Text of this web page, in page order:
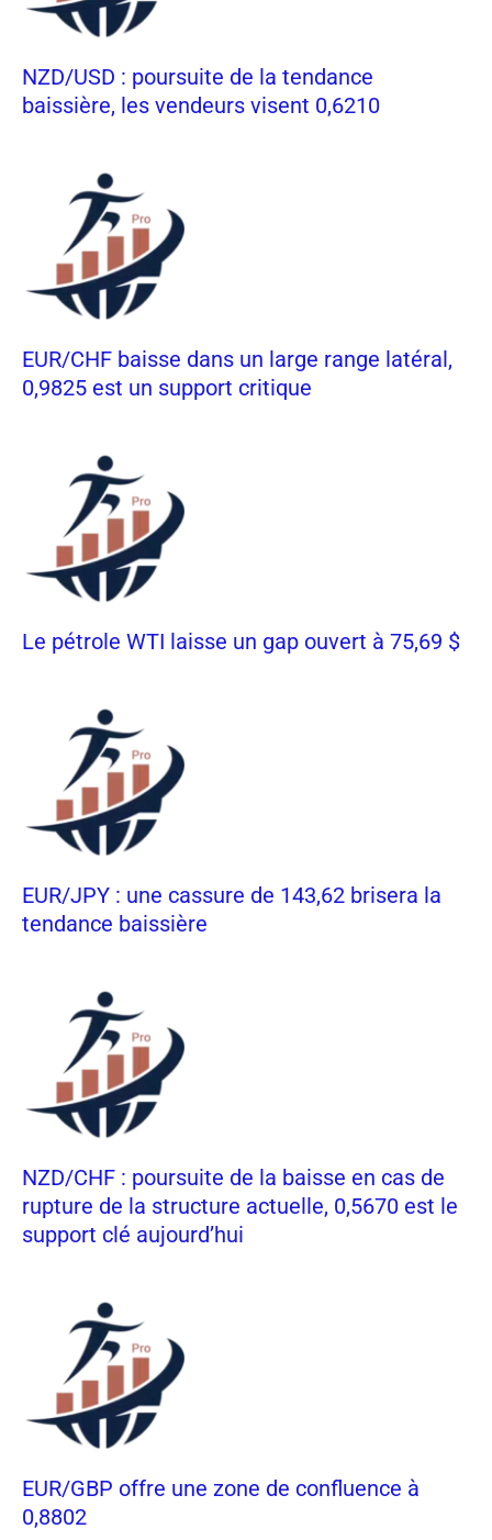
NZD/USD : poursuite de la tendance
baissière, les vendeurs visent 0,6210
EUR/CHF baisse dans un large range latéral,
0,9825 est un support critique
Le pétrole WTI laisse un gap ouvert à 75,69 $
EUR/JPY : une cassure de 143,62 brisera la
tendance baissière
NZD/CHF : poursuite de la baisse en cas de
rupture de la structure actuelle, 0,5670 est le
support clé aujourd’hui
EUR/GBP offre une zone de confluence à
0,8802